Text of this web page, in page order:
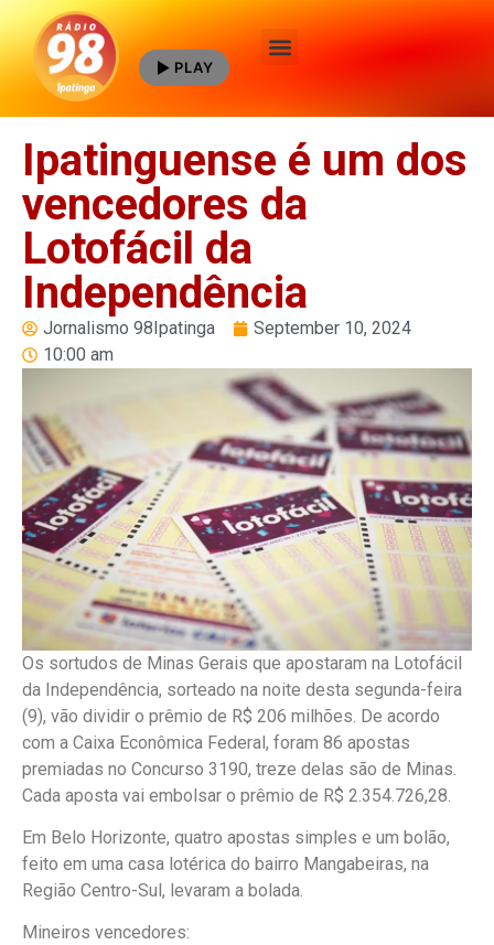
PLAY
Ipatinguense é um dos
vencedores da
Lotofácil da
Independência
Jornalismo 98Ipatinga
September 10, 2024
10:00 am
Os sortudos de Minas Gerais que apostaram na Lotofácil
da Independência, sorteado na noite desta segunda-feira
(9), vão dividir o prêmio de R$ 206 milhões. De acordo
com a Caixa Econômica Federal, foram 86 apostas
premiadas no Concurso 3190, treze delas são de Minas.
Cada aposta vai embolsar o prêmio de R$ 2.354.726,28.
Em Belo Horizonte, quatro apostas simples e um bolão,
feito em uma casa lotérica do bairro Mangabeiras, na
Região Centro-Sul, levaram a bolada.
Mineiros vencedores: